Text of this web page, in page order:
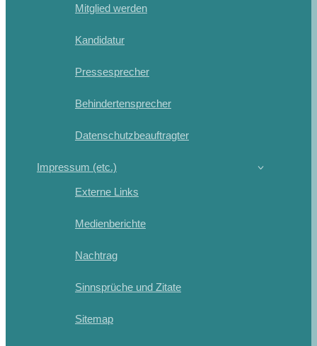
Mitglied werden
Kandidatur
Pressesprecher
Behindertensprecher
Datenschutzbeauftragter
Impressum (etc.)
Externe Links
Medienberichte
Nachtrag
Sinnsprüche und Zitate
Sitemap